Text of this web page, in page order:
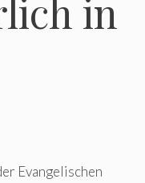
in
Evangelischen